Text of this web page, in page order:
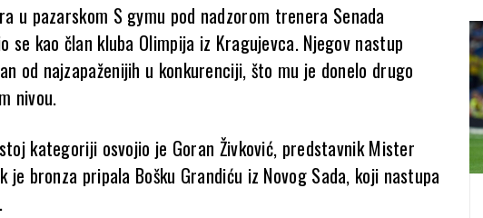
u pazarskom S gymu pod nadzorom trenera Senada
se kao član kluba Olimpija iz Kragujevca. Njegov nastup
od najzapaženijih u konkurenciji, što mu je donelo drugo
nivou.
kategoriji osvojio je Goran Živković, predstavnik Mister
je bronza pripala Bošku Grandiću iz Novog Sada, koji nastupa